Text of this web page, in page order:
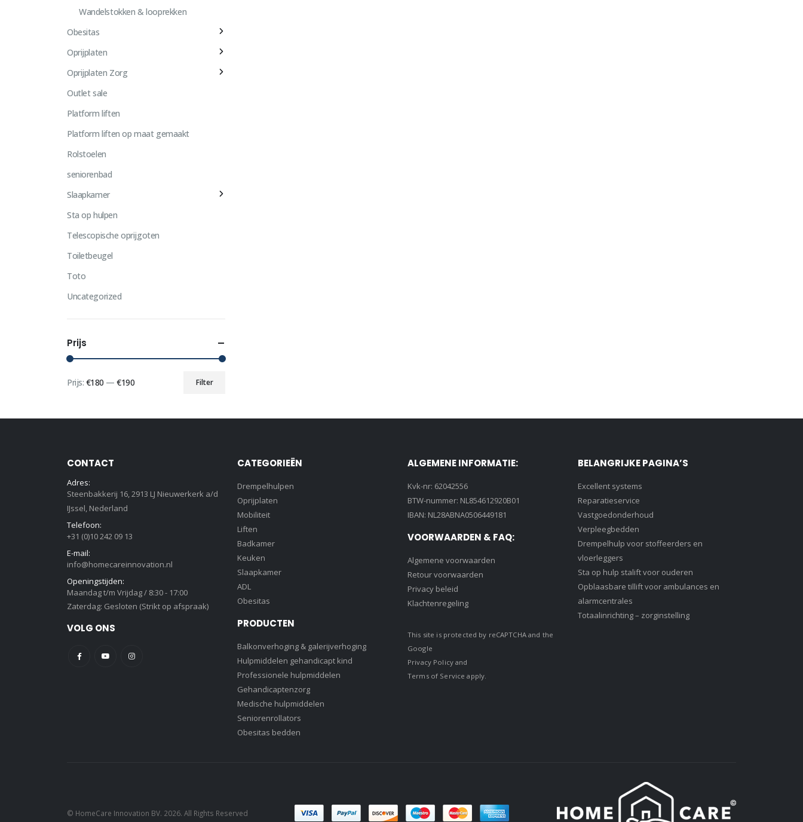
Wandelstokken & looprekken
Obesitas
Oprijplaten
Oprijplaten Zorg
Outlet sale
Platform liften
Platform liften op maat gemaakt
Rolstoelen
seniorenbad
Slaapkamer
Sta op hulpen
Telescopische oprijgoten
Toiletbeugel
Toto
Uncategorized
Prijs
Min.
Max.
Filter
Prijs: €180 —€190
CONTACT
Adres:
Steenbakkerij 16, 2913 LJ Nieuwerkerk a/d
IJssel, Nederland
Telefoon:
+31 (0)10 242 09 13
E-mail:
info@homecareinnovation.nl
Openingstijden:
Maandag t/m Vrijdag / 8:30 - 17:00
Zaterdag: Gesloten (Strikt op afspraak)
VOLG ONS
CATEGORIEËN
Drempelhulpen
Oprijplaten
Mobiliteit
Liften
Badkamer
Keuken
Slaapkamer
ADL
Obesitas
PRODUCTEN
Balkonverhoging & galerijverhoging
Hulpmiddelen gehandicapt kind
Professionele hulpmiddelen
Gehandicaptenzorg
Medische hulpmiddelen
Seniorenrollators
Obesitas bedden
ALGEMENE INFORMATIE:
Kvk-nr: 62042556
BTW-nummer: NL854612920B01
IBAN: NL28ABNA0506449181
VOORWAARDEN & FAQ:
Algemene voorwaarden
Retour voorwaarden
Privacy beleid
Klachtenregeling
This site is protected by reCAPTCHA and the
Google
Privacy Policyand
Terms of Service apply.
BELANGRIJKE PAGINA’S
Excellent systems
Reparatieservice
Vastgoedonderhoud
Verpleegbedden
Drempelhulp voor stoffeerders en
vloerleggers
Sta op hulp stalift voor ouderen
Opblaasbare tillift voor ambulances en
alarmcentrales
Totaalinrichting – zorginstelling
© HomeCare Innovation BV. 2026. All Rights Reserved